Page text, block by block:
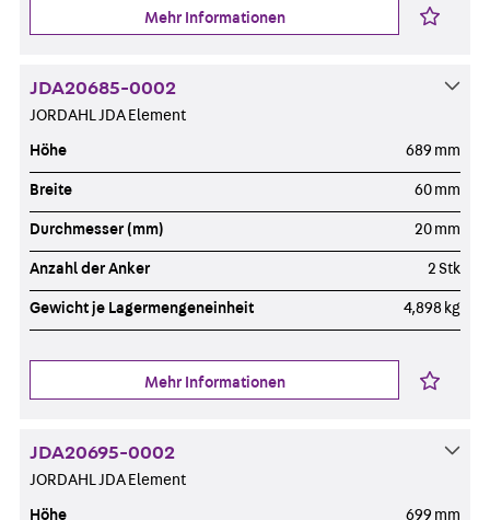
Mehr Informationen
JDA20685-0002
JORDAHL JDA Element
Höhe 689 mm
Breite 60 mm
Durchmesser (mm) 20 mm
Anzahl der Anker 2 Stk
Gewicht je Lagermengeneinheit 4,898 kg
Mehr Informationen
JDA20695-0002
JORDAHL JDA Element
Höhe 699 mm